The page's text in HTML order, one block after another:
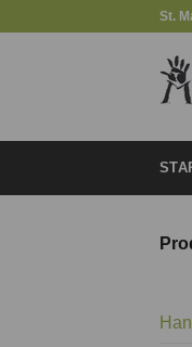
St.